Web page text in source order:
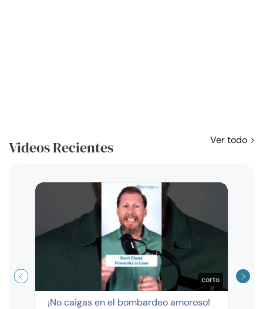
Videos Recientes Ver todo
corto
¡No caigas en el bombardeo amoroso!